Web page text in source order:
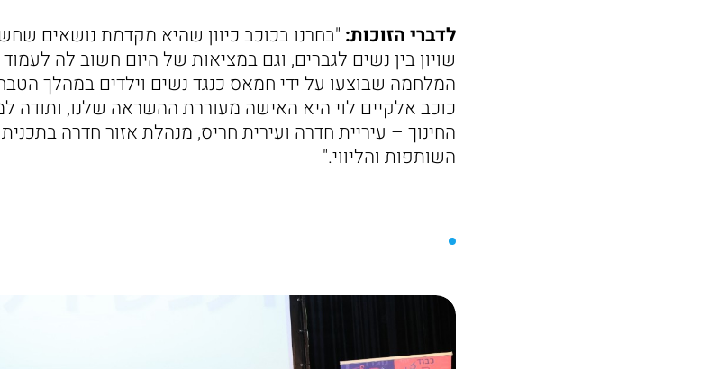
לדברי הזוכות: "בחרנו בכוכב כיוון שהיא מקדמת נושאים
שויון בין נשים לגברים, וגם במציאות של היום חשוב לה
כוכב אלקיים לוי היא האישה מעוררת ההשראה שלנו, ותודה
החינוך – עיריית חדרה ועירית חריס, מנהלת אזור חדרה
השותפות והליווי."